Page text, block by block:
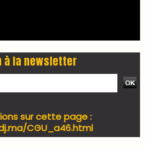
la newsletter
sur cette page :
CGU_a46.html